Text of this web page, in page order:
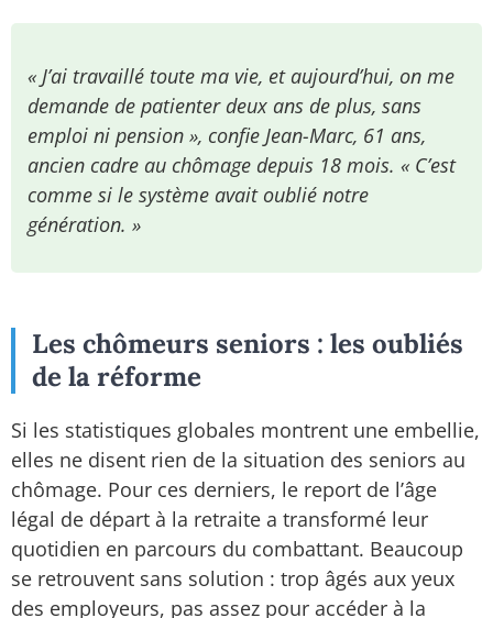
« J’ai travaillé toute ma vie, et aujourd’hui, on me
demande de patienter deux ans de plus, sans
emploi ni pension », confie Jean-Marc, 61 ans,
ancien cadre au chômage depuis 18 mois. « C’est
comme si le système avait oublié notre
génération. »
Les chômeurs seniors : les oubliés
de la réforme
Si les statistiques globales montrent une embellie,
elles ne disent rien de la situation des seniors au
chômage. Pour ces derniers, le report de l’âge
légal de départ à la retraite a transformé leur
quotidien en parcours du combattant. Beaucoup
se retrouvent sans solution : trop âgés aux yeux
des employeurs, pas assez pour accéder à la